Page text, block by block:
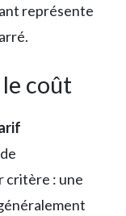
représente
coût
critère : une